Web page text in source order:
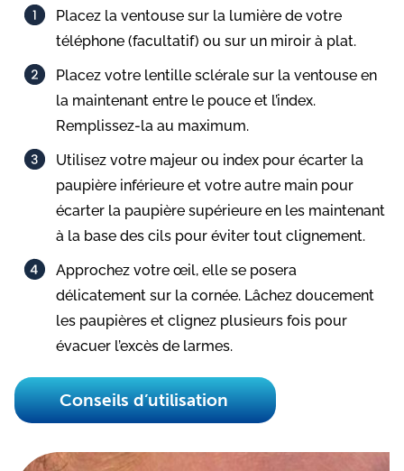
Placez la ventouse sur la lumière de votre
téléphone (facultatif) ou sur un miroir à plat.​​
Placez votre lentille sclérale sur la ventouse en
la maintenant entre le pouce et l’index.
Remplissez-la au maximum.
Utilisez votre majeur ou index pour écarter la
paupière inférieure et votre autre main pour
écarter la paupière supérieure en les maintenant
à la base des cils pour éviter tout clignement.​
Approchez votre œil, elle se posera
délicatement sur la cornée. Lâchez doucement
les paupières et clignez plusieurs fois pour
évacuer l’excès de larmes.​
Conseils d’utilisation